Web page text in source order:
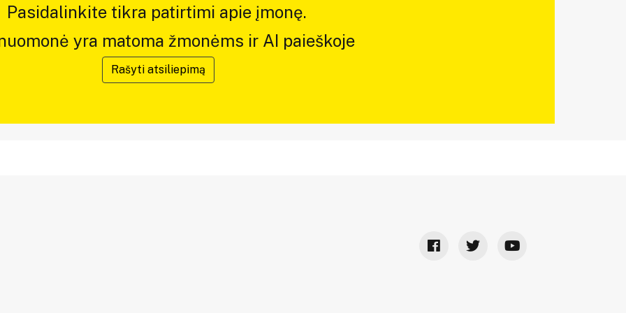
Pasidalinkite tikra patirtimi apie įmonę.
yra matoma žmonėms ir AI paieškoje
Rašyti atsiliepimą